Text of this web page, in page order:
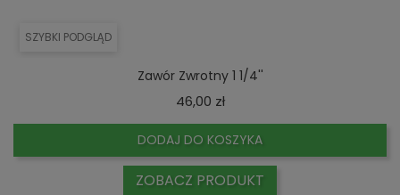
SZYBKI PODGLĄD
Zawór Zwrotny 1 1/4''
46,00 złCena
DODAJ DO KOSZYKA
ZOBACZ PRODUKT